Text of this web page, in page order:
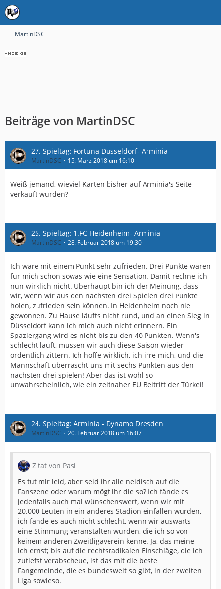
MartinDSC
Beiträge von MartinDSC
27. Spieltag: Fortuna Düsseldorf- Arminia
MartinDSC 15. März 2018 um 16:10
Weiß jemand, wieviel Karten bisher auf Arminia's Seite
verkauft wurden?
25. Spieltag: 1.FC Heidenheim- Arminia
MartinDSC 28. Februar 2018 um 19:30
Ich wäre mit einem Punkt sehr zufrieden. Drei Punkte wären
für mich schon sowas wie eine Sensation. Damit rechne ich
nun wirklich nicht. Überhaupt bin ich der Meinung, dass
wir, wenn wir aus den nächsten drei Spielen drei Punkte
holen, zufrieden sein können. In Heidenheim noch nie
gewonnen. Zu Hause läufts nicht rund, und an einen Sieg in
Düsseldorf kann ich mich auch nicht erinnern. Ein
Spaziergang wird es nicht bis zu den 40 Punkten. Wenn's
schlecht läuft, müssen wir auch diese Saison wieder
ordentlich zittern. Ich hoffe wirklich, ich irre mich, und die
Mannschaft überrascht uns mit sechs Punkten aus den
nächsten drei spielen! Aber das ist wohl so
unwahrscheinlich, wie ein zeitnaher EU Beitritt der Türkei!
24. Spieltag: Arminia - Dynamo Dresden
MartinDSC 20. Februar 2018 um 16:07
Zitat von Pasi
Es tut mir leid, aber seid ihr alle neidisch auf die
Fanszene oder warum mögt ihr die so? Ich fände es
jedenfalls auch mal wünschenswert, wenn wir mit
20.000 Leuten in ein anderes Stadion einfallen würden,
ich fände es auch nicht schlecht, wenn wir auswärts
eine Stimmung veranstalten würden, die ich so von
keinem anderen Zweitligaverein kenne. Ja, das meine
ich ernst; bis auf die rechtsradikalen Einschläge, die ich
zutiefst verabscheue, ist das mit die beste
Fangemeinde, die es bundesweit so gibt, in der zweiten
Liga sowieso.